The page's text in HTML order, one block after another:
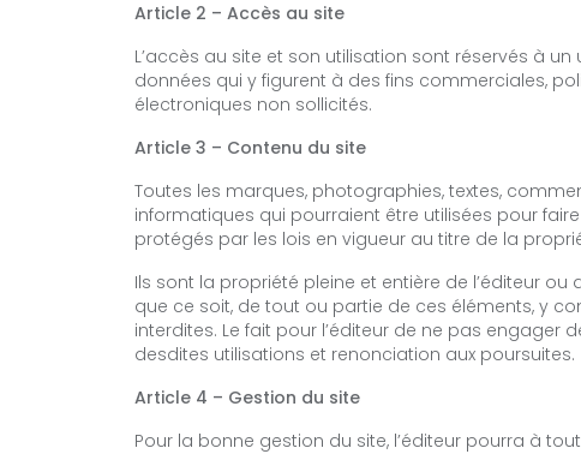
Article 2 – Accès au site
L’accès au site et son utilisation sont réservés à
données qui y figurent à des fins commerciales,
électroniques non sollicités.
Article 3 – Contenu du site
Toutes les marques, photographies, textes,
informatiques qui pourraient être utilisées pour
protégés par les lois en vigueur au titre de la
Ils sont la propriété pleine et entière de l’éditeur
que ce soit, de tout ou partie de ces éléments, y
interdites. Le fait pour l’éditeur de ne pas
desdites utilisations et renonciation aux poursuites.
Article 4 – Gestion du site
Pour la bonne gestion du site, l’éditeur pourra à